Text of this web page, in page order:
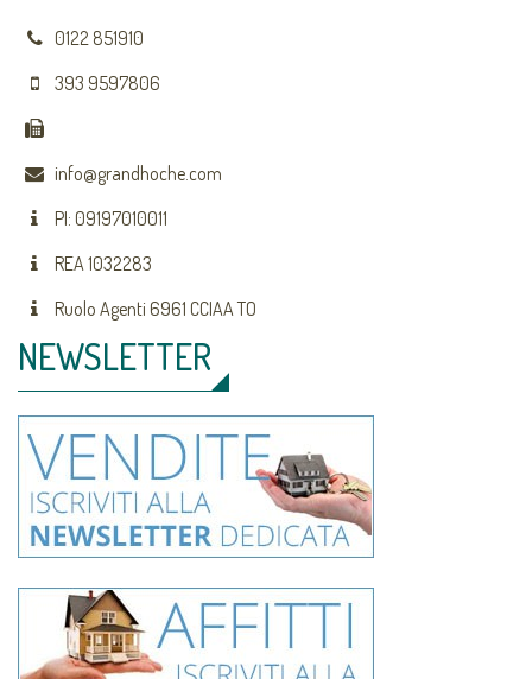
0122 851910
393 9597806
info@grandhoche.com
PI: 09197010011
REA 1032283
Ruolo Agenti 6961 CCIAA TO
NEWSLETTER